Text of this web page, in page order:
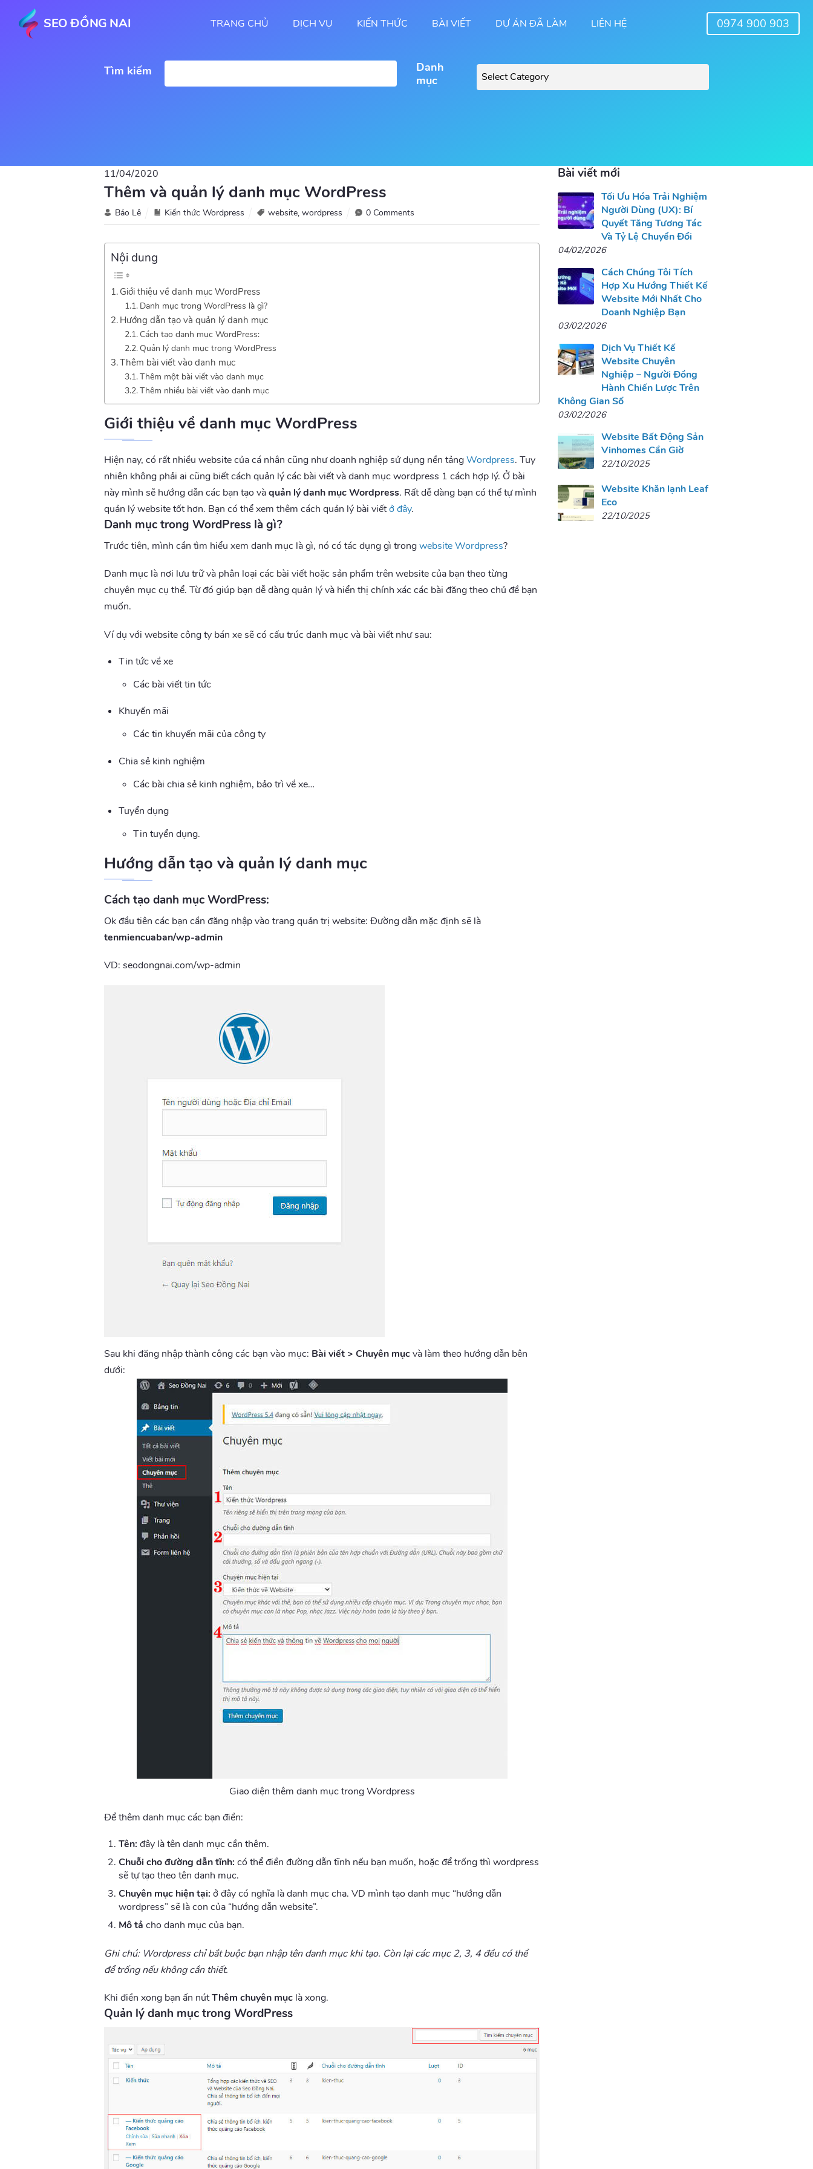
SEO ĐỒNG NAI TRANG CHỦ DỊCH VỤ KIẾN THỨC BÀI VIẾT DỰ ÁN ĐÃ LÀM LIÊN HỆ 0974 900 903
Tìm kiếm
Danh
mục
11/04/2020
Thêm và quản lý danh mục WordPress
Bảo Lê Kiến thức Wordpress website,wordpress 0 Comments
Nội dung
Giới thiệu về danh mục WordPress
Danh mục trong WordPress là gì?
Hướng dẫn tạo và quản lý danh mục
Cách tạo danh mục WordPress:
Quản lý danh mục trong WordPress
Thêm bài viết vào danh mục
Thêm một bài viết vào danh mục
Thêm nhiều bài viết vào danh mục
Giới thiệu về danh mục WordPress
Hiện nay, có rất nhiều website của cá nhân cũng như doanh nghiệp sử dụng nền tảngWordpress. Tuy
nhiên không phải ai cũng biết cách quản lý các bài viết và danh mục wordpress 1 cách hợp lý. Ở bài
này mình sẽ hướng dẫn các bạn tạo vàquản lý danh mục Wordpress. Rất dễ dàng bạn có thể tự mình
quản lý website tốt hơn. Bạn có thể xem thêm cách quản lý bài viếtở đây.
Danh mục trong WordPress là gì?
Trước tiên, mình cần tìm hiểu xem danh mục là gì, nó có tác dụng gì trongwebsite Wordpress?
Danh mục là nơi lưu trữ và phân loại các bài viết hoặc sản phẩm trên website của bạn theo từng
chuyên mục cụ thể. Từ đó giúp bạn dễ dàng quản lý và hiển thị chính xác các bài đăng theo chủ đề bạn
muốn.
Ví dụ với website công ty bán xe sẽ có cấu trúc danh mục và bài viết như sau:
Tin tức về xe
Các bài viết tin tức
Khuyến mãi
Các tin khuyến mãi của công ty
Chia sẻ kinh nghiệm
Các bài chia sẻ kinh nghiệm, bảo trì về xe…
Tuyển dụng
Tin tuyển dụng.
Hướng dẫn tạo và quản lý danh mục
Cách tạo danh mục WordPress:
Ok đầu tiên các bạn cần đăng nhập vào trang quản trị website: Đường dẫn mặc định sẽ là
tenmiencuaban/wp-admin
VD: seodongnai.com/wp-admin
Sau khi đăng nhập thành công các bạn vào mục: Bài viết > Chuyên mụcvà làm theo hướng dẫn bên
dưới:
Giao diện thêm danh mục trong Wordpress
Để thêm danh mục các bạn điền:
Tên: đây là tên danh mục cần thêm.
Chuỗi cho đường dẫn tĩnh: có thể điền đường dẫn tĩnh nếu bạn muốn, hoặc để trống thì wordpress
sẽ tự tạo theo tên danh mục.
Chuyên mục hiện tại: ở đây có nghĩa là danh mục cha. VD mình tạo danh mục “hướng dẫn
wordpress” sẽ là con của “hướng dẫn website”.
Mô tả cho danh mục của bạn.
Ghi chú: Wordpress chỉ bắt buộc bạn nhập tên danh mục khi tạo. Còn lại các mục 2, 3, 4 đều có thể
để trống nếu không cần thiết.
Khi điền xong bạn ấn nútThêm chuyên mục là xong.
Quản lý danh mục trong WordPress
Bài viết mới
Tối Ưu Hóa Trải Nghiệm
Người Dùng (UX): Bí
Quyết Tăng Tương Tác
Và Tỷ Lệ Chuyển Đổi
04/02/2026
Cách Chúng Tôi Tích
Hợp Xu Hướng Thiết Kế
Website Mới Nhất Cho
Doanh Nghiệp Bạn
03/02/2026
Dịch Vụ Thiết Kế
Website Chuyên
Nghiệp – Người Đồng
Hành Chiến Lược Trên
Không Gian Số
03/02/2026
Website Bất Động Sản
Vinhomes Cần Giờ
22/10/2025
Website Khăn lạnh Leaf
Eco
22/10/2025